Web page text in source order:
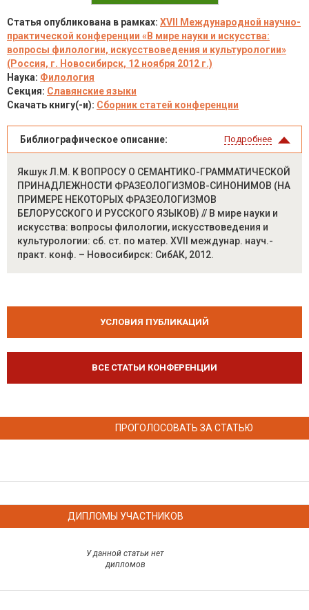
Статья опубликована в рамках: XVII Международной научно-
практической конференции «В мире науки и искусства:
вопросы филологии, искусствоведения и культурологии»
(Россия, г. Новосибирск, 12 ноября 2012 г.)
Наука: Филология
Секция: Славянские языки
Скачать книгу(-и): Сборник статей конференции
Библиографическое описание: Подробнее
Якшук Л.М. К ВОПРОСУ О СЕМАНТИКО-ГРАММАТИЧЕСКОЙ
ПРИНАДЛЕЖНОСТИ ФРАЗЕОЛОГИЗМОВ-СИНОНИМОВ (НА
ПРИМЕРЕ НЕКОТОРЫХ ФРАЗЕОЛОГИЗМОВ
БЕЛОРУССКОГО И РУССКОГО ЯЗЫКОВ) // В мире науки и
искусства: вопросы филологии, искусствоведения и
культурологии: сб. ст. по матер. XVII междунар. науч.-
практ. конф. – Новосибирск: СибАК, 2012.
УСЛОВИЯ ПУБЛИКАЦИЙ
ВСЕ СТАТЬИ КОНФЕРЕНЦИИ
ПРОГОЛОСОВАТЬ ЗА СТАТЬЮ
ДИПЛОМЫ УЧАСТНИКОВ
У данной статьи нет
дипломов